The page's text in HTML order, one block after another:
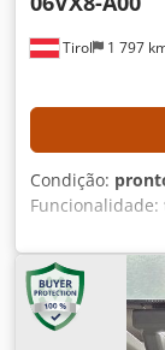
Tirol 1 797
Condição:
Funcionalidade:
capacidade de
Yaskawa
programação:
TÉCNICOS